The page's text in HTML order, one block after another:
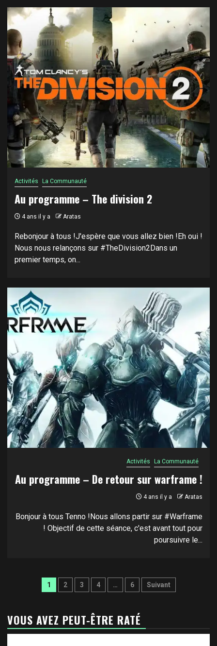
Activités La Communauté
Au programme – The division 2
4 ans il y a Aratas
Rebonjour à tous !J'espère que vous allez bien !Eh oui !
Nous nous relançons sur #TheDivision2Dans un
premier temps, on...
Activités La Communauté
Au programme – De retour sur warframe !
4 ans il y a Aratas
Bonjour à tous Tenno !Nous allons partir sur #Warframe
! Objectif de cette séance, c'est avant tout pour
poursuivre le...
Pagination
publications
1 2 3 4 … 6 Suivant
VOUS AVEZ PEUT-ÊTRE RATÉ